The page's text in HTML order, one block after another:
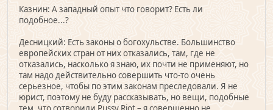
Казнин: А западный опыт что говорит? Есть ли
подобное...?
Десницкий: Есть законы о богохульстве. Большинство
европейских стран от них отказались, там, где не
отказались, насколько я знаю, их почти не применяют, но
там надо действительно совершить что-то очень
серьезное, чтобы по этим законам преследовали. Я не
юрист, поэтому не буду рассказывать, но вещи, подобные